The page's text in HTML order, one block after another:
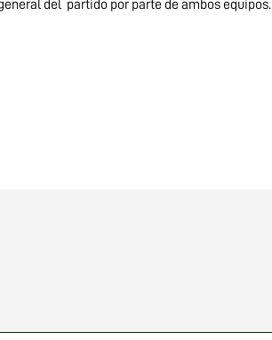
del partido por parte de ambos equipos.